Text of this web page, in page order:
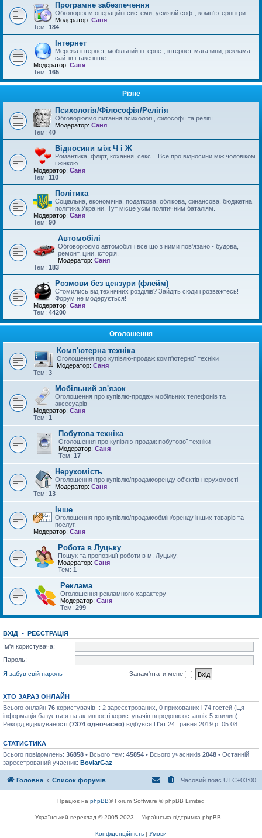
Програмне забезпечення
Обговорюєм операційні системи, усілякій софт, комп'ютерні ігри.
Модератор: Саня
Тем: 184
Інтернет
Мережа інтернет, мобільний інтернет, інтернет-магазини, реклама
сайтів і таке інше...
Модератор: Саня
Тем: 165
Різне
Психологія/Філософія/Релігія
Обговорюємо питання психології, філософії та релігії.
Модератор: Саня
Тем: 40
Відносини між Ч і Ж
Романтика, флірт, кохання, секс... Все про відносини між чоловіком
і жінкою.
Модератор: Саня
Тем: 110
Політика
Соціальна, економічна, податкова, облікова, фінансова, бюджетна
політика України. Тут місце усім політичним баталіям.
Модератор: Саня
Тем: 90
Автомобілі
Обговорюємо автомобілі і все що з ними пов'язано - будова,
ремонт, ціни, історія.
Модератор: Саня
Тем: 183
Розмови без цензури (флейм)
Стомились від технічних розділів? Зайдіть сюди і розважтесь!
Форум не модерується!
Модератор: Саня
Тем: 44200
Оголошення
Комп'ютерна техніка
Оголошення про купівлю-продаж комп'ютерної техніки
Модератор: Саня
Тем: 3
Мобільний зв'язок
Оголошення про купівлю-продаж мобільних телефонів та
аксесуарів
Модератор: Саня
Тем: 1
Побутова техніка
Оголошення про купівлю-продаж побутової техніки
Модератор: Саня
Тем: 17
Нерухомість
Оголошення про купівлю/продаж/оренду об'єктів нерухомості
Модератор: Саня
Тем: 13
Інше
Оголошення про купівлю/продаж/обмін/оренду інших товарів та
послуг.
Модератор: Саня
Робота в Луцьку
Пошук та пропозиції роботи в м. Луцьку.
Модератор: Саня
Тем: 1
Реклама
Оголошення рекламного характеру
Модератор: Саня
Тем: 299
ВХІД • РЕЄСТРАЦІЯ
Ім'я користувача:
Пароль:
Я забув свій пароль
Запам'ятати мене
ХТО ЗАРАЗ ОНЛАЙН
Всього онлайн 76 користувачів :: 2 зареєстрованих, 0 прихованих і 74 гостей (Ця
інформація базується на активності користувачів впродовж останніх 5 хвилин)
Рекорд відвідуваності (7374 одночасно) відбувся П'ят 24 травня 2019 р. 05:08
СТАТИСТИКА
Всього повідомлень: 36858 • Всього тем: 45854 • Всього учасників 2048 • Останній
зареєстрований учасник: BoviarGaz
Головна Список форумів Часовий пояс UTC+03:00
Працює на phpBB® Forum Software © phpBB Limited
Український переклад © 2005-2023 Українська підтримка phpBB
Конфіденційність | Умови